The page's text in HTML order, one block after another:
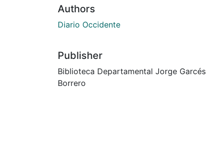
Authors
Diario Occidente
Publisher
Biblioteca Departamental Jorge Garcés
Borrero